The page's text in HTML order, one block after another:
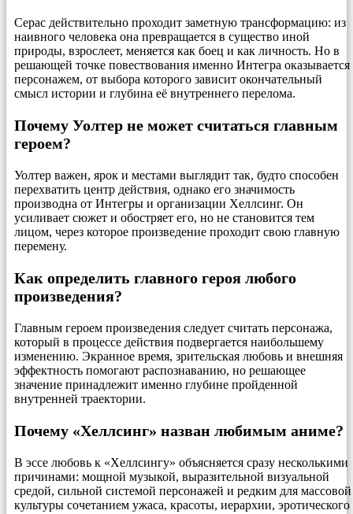
Серас действительно проходит заметную трансформацию: из
наивного человека она превращается в существо иной
природы, взрослеет, меняется как боец и как личность. Но в
решающей точке повествования именно Интегра оказывается
персонажем, от выбора которого зависит окончательный
смысл истории и глубина её внутреннего перелома.
Почему Уолтер не может считаться главным
героем?
Уолтер важен, ярок и местами выглядит так, будто способен
перехватить центр действия, однако его значимость
производна от Интегры и организации Хеллсинг. Он
усиливает сюжет и обостряет его, но не становится тем
лицом, через которое произведение проходит свою главную
перемену.
Как определить главного героя любого
произведения?
Главным героем произведения следует считать персонажа,
который в процессе действия подвергается наибольшему
изменению. Экранное время, зрительская любовь и внешняя
эффектность помогают распознаванию, но решающее
значение принадлежит именно глубине пройденной
внутренней траектории.
Почему «Хеллсинг» назван любимым аниме?
В эссе любовь к «Хеллсингу» объясняется сразу несколькими
причинами: мощной музыкой, выразительной визуальной
средой, сильной системой персонажей и редким для массовой
культуры сочетанием ужаса, красоты, иерархии, эротического